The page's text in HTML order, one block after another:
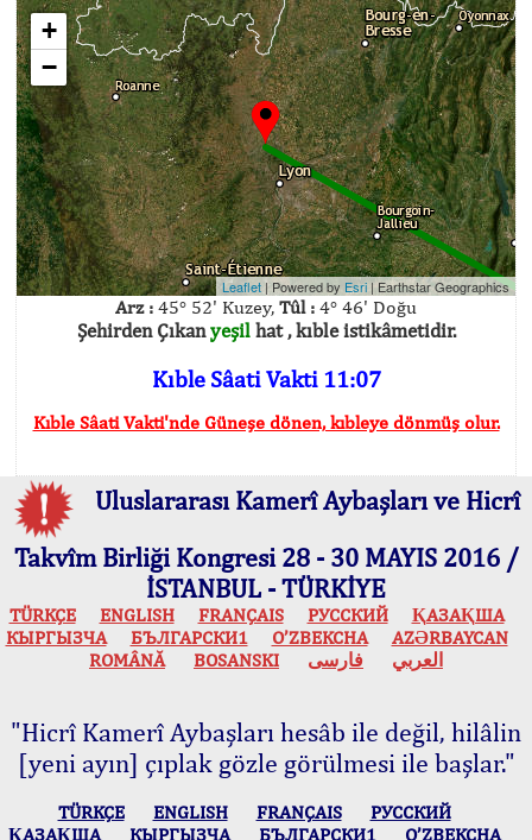
+
−
Leaflet | Powered by Esri |Earthstar Geographics
Arz : 45° 52' Kuzey, Tûl : 4° 46' Doğu
Şehirden Çıkanyeşilhat , kıble istikâmetidir.
Kıble Sâati Vakti 11:07
Kıble Sâati Vakti'nde Güneşe dönen, kıbleye dönmüş olur.
Uluslararası Kamerî Aybaşları ve Hicrî
Takvîm Birliği Kongresi 28 - 30 MAYIS 2016 /
İSTANBUL - TÜRKİYE
TÜRKÇE ENGLISH FRANÇAIS РУССКИЙ
ҚАЗАҚША
КЫPГЫЗЧA
БЪЛГАРСКИ1 O’ZBEKCHA
AZӘRBAYCAN
ROMÂNĂ
BOSANSKI العربي فارسی
"Hicrî Kamerî Aybaşları hesâb ile değil, hilâlin
[yeni ayın] çıplak gözle görülmesi ile başlar."
TÜRKÇE ENGLISH FRANÇAIS
РУССКИЙ
ҚАЗАҚША
КЫPГЫЗЧA БЪЛГАРСКИ1 O’ZBEKCHA